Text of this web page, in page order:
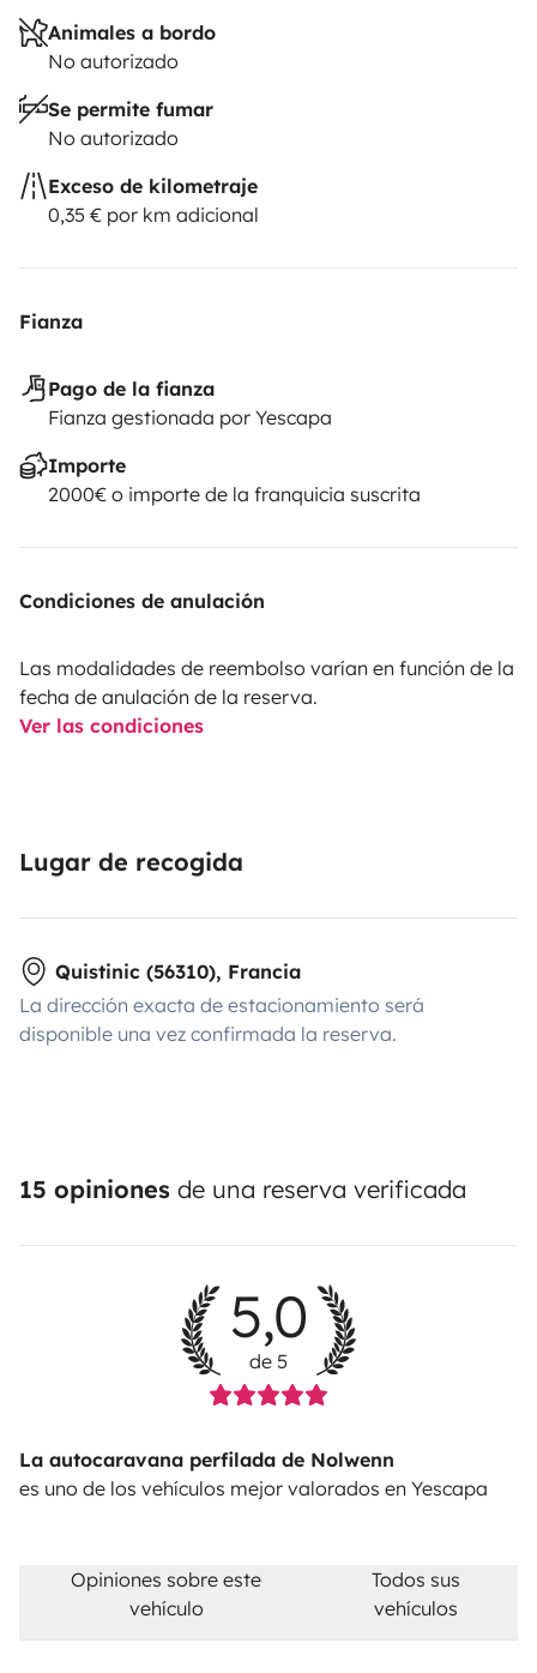
Animales a bordo
No autorizado
Se permite fumar
No autorizado
Exceso de kilometraje
0,35 € por km adicional
Fianza
Pago de la fianza
Fianza gestionada por Yescapa
Importe
2000€ o importe de la franquicia suscrita
Condiciones de anulación
Las modalidades de reembolso varían en función de la
fecha de anulación de la reserva.
Ver las condiciones
Lugar de recogida
Quistinic (56310), Francia
La dirección exacta de estacionamiento será
disponible una vez confirmada la reserva.
15 opiniones de una reserva verificada
5,0
de 5
La autocaravana perfilada de Nolwenn
es uno de los vehículos mejor valorados en Yescapa
Opiniones sobre este
vehículo
Todos sus
vehículos